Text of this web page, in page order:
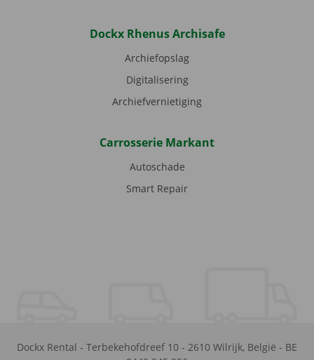
Dockx Rhenus Archisafe
Archiefopslag
Digitalisering
Archiefvernietiging
Carrosserie Markant
Autoschade
Smart Repair
Dockx Rental - Terbekehofdreef 10 - 2610 Wilrijk, België - BE